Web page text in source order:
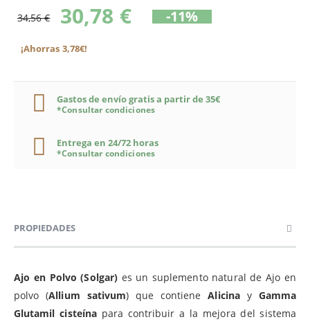
34,56 € 30,78 € -11%
¡Ahorras 3,78€!
Gastos de envío gratis a partir de 35€
*Consultar condiciones
Entrega en 24/72 horas
*Consultar condiciones
PROPIEDADES
Ajo en Polvo (Solgar) es un suplemento natural de Ajo en
polvo (Allium sativum) que contieneAlicinay Gamma
Glutamil cisteínapara contribuir a la mejora del sistema